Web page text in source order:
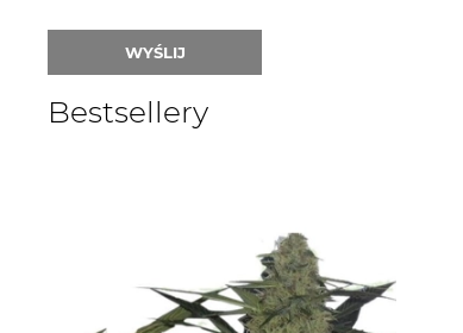
WYŚLIJ
Bestsellery